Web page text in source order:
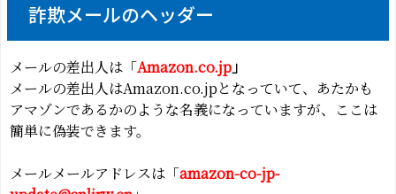
詐欺メールのヘッダー
メールの差出人は「Amazon.co.jp」
メールの差出人はAmazon.co.jpとなっていて、あたかも
アマゾンであるかのような名義になっていますが、ここは
簡単に偽装できます。
メールメールアドレスは「amazon-co-jp-